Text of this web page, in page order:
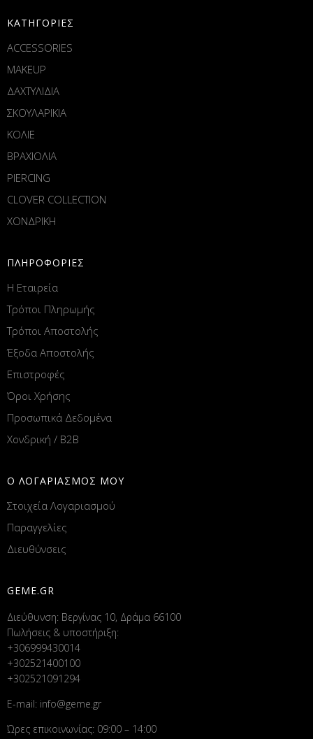
ΚΑΤΗΓΟΡΙΕΣ
ACCESSORIES
MAKEUP
ΔΑΧΤΥΛΙΔΙΑ
ΣΚΟΥΛΑΡΙΚΙΑ
ΚΟΛΙΕ
ΒΡΑΧΙΟΛΙΑ
PIERCING
CLOVER COLLECTION
ΧΟΝΔΡΙΚΗ
ΠΛΗΡΟΦΟΡΙΕΣ
Η Εταιρεία
Τρόποι Πληρωμής
Τρόποι Αποστολής
Έξοδα Αποστολής
Επιστροφές
Όροι Χρήσης
Προσωπικά Δεδομένα
Χονδρική / B2B
Ο ΛΟΓΑΡΙΑΣΜΟΣ ΜΟΥ
Στοιχεία Λογαριασμού
Παραγγελίες
Διευθύνσεις
GEME.GR
Διεύθυνση: Βεργίνας 10, Δράμα 66100
Πωλήσεις & υποστήριξη:
+306999430014
+302521400100
+302521091294
E-mail: info@geme.gr
Ώρες επικοινωνίας: 09:00 – 14:00